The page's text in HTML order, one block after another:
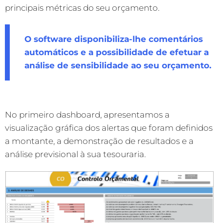
principais métricas do seu orçamento.
O software disponibiliza-lhe comentários
automáticos e a possibilidade de efetuar a
análise de sensibilidade ao seu orçamento.
No primeiro dashboard, apresentamos a
visualização gráfica dos alertas que foram definidos
a montante, a demonstração de resultados e a
análise previsional à sua tesouraria.